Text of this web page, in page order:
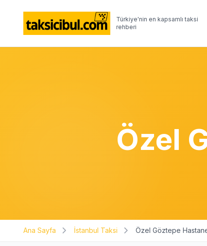
Türkiye'nin en kapsamlı taksi
rehberi
Özel
Ana Sayfa İstanbul Taksi Özel Göztepe